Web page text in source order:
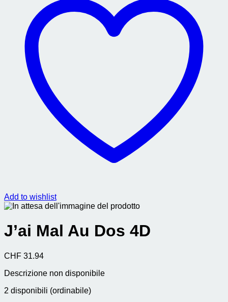
Add to wishlist
J’ai Mal Au Dos 4D
CHF 31.94
Descrizione non disponibile
2 disponibili (ordinabile)